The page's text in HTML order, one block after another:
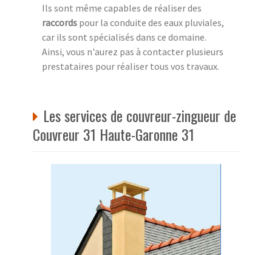
Ils sont même capables de réaliser des
raccords pour la conduite des eaux pluviales,
car ils sont spécialisés dans ce domaine.
Ainsi, vous n'aurez pas à contacter plusieurs
prestataires pour réaliser tous vos travaux.
Les services de couvreur-zingueur de
Couvreur 31 Haute-Garonne 31